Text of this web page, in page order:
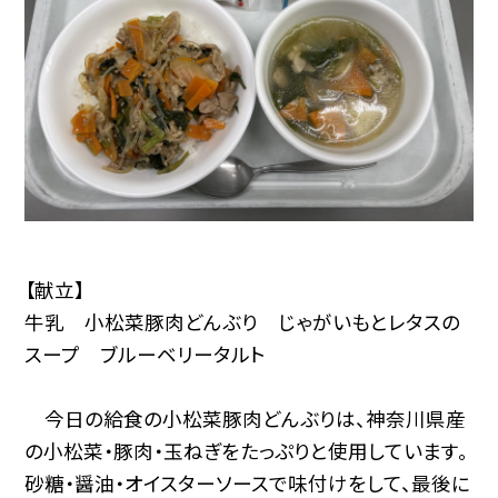
【献立】
牛乳 小松菜豚肉どんぶり じゃがいもとレタスの
スープ ブルーベリータルト
今日の給食の小松菜豚肉どんぶりは、神奈川県産
の小松菜・豚肉・玉ねぎをたっぷりと使用しています。
砂糖・醤油・オイスターソースで味付けをして、最後に